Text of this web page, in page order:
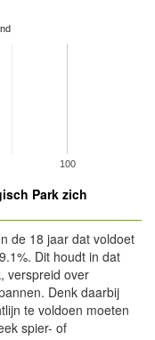
100
Park zich
de 18 jaar dat voldoet
Dit houdt in dat
verspreid over
Denk daarbij
te voldoen moeten
spier- of